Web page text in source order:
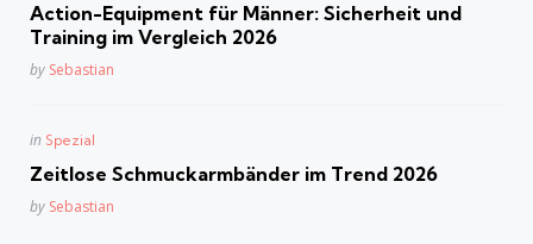
Action-Equipment für Männer: Sicherheit und
Training im Vergleich 2026
Posted
by Sebastian
Posted
in Spezial
Zeitlose Schmuckarmbänder im Trend 2026
Posted
by Sebastian